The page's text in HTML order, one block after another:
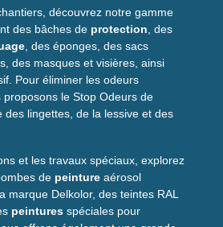
: 0 °C à 40 °C.
150 secondes d’inactivité pour
découvrez notre gamme
des bâches de protection , des
, des éponges, des sacs
des masques et visières, ainsi
Pour éliminer les odeurs
le Stop Odeurs de
des lingettes, de la lessive et des
et les travaux spéciaux, explorez
de peinture aérosol
marque Delkolor, des teintes RAL
peintures spéciales pour